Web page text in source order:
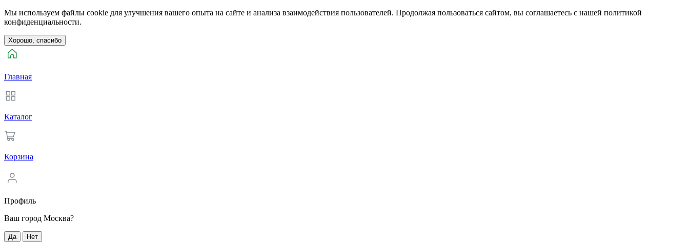
Мы используем файлы cookie для улучшения вашего опыта на сайте и анализа взаимодействия пользователей. Продолжая пользоваться сайтом, вы соглашаетесь с нашей политикой
конфиденциальности.
Хорошо, спасибо
Главная
Каталог
Корзина
Профиль
Ваш город Москва?
Да Нет